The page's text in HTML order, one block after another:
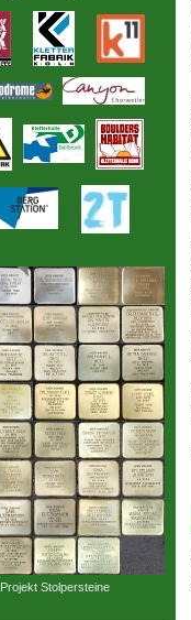
Projekt Stolpersteine